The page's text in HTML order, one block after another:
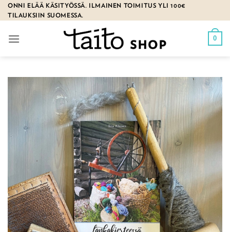
Skip
to
ONNI ELÄÄ KÄSITYÖSSÄ. ILMAINEN TOIMITUS YLI 100€
TILAUKSIIN SUOMESSA.
0